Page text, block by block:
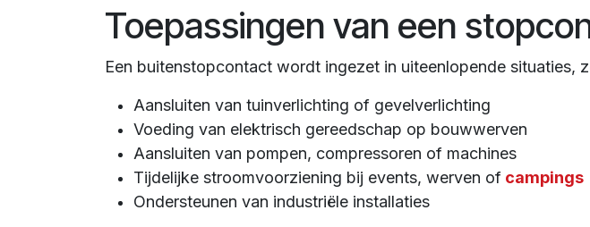
Toepassingen van een
Een buitenstopcontact wordt ingezet in uiteenlopende situaties,
Aansluiten van tuinverlichting of gevelverlichting
Voeding van elektrisch gereedschap op bouwwerven
Aansluiten van pompen, compressoren of machines
Tijdelijke stroomvoorziening bij events, werven of campings
Ondersteunen van industriële installaties